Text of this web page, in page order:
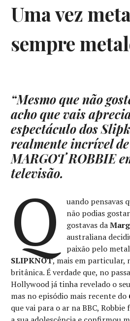
Uma vez
sempre
“Mesmo que não
acho que vais
espectáculo dos
realmente incrível
MARGOT ROBBIE
televisão.
Q
uando pensavas
não podias
gostavas da
australiana
paixão pelo
SLIPKNOT, mais em particular,
britânica. É verdade que, no
Hollywood já tinha revelado o
mas no episódio mais recente do
que vai para o ar na BBC,